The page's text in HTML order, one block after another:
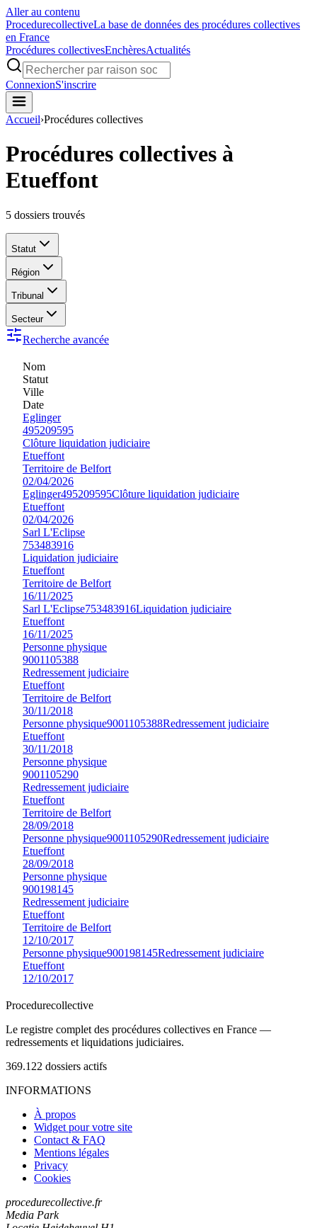
Aller au contenu
ProcedurecollectiveLa base de données des procédures collectives
en France
Procédures collectivesEnchèresActualités
ConnexionS'inscrire
Accueil›Procédures collectives
Procédures collectives à
Etueffont
5 dossiers trouvés
Statut
Région
Tribunal
Secteur
Recherche avancée
Nom
Statut
Ville
Date
Eglinger
495209595
Clôture liquidation judiciaire
Etueffont
Territoire de Belfort
02/04/2026
Eglinger495209595Clôture liquidation judiciaire
Etueffont
02/04/2026
Sarl L'Eclipse
753483916
Liquidation judiciaire
Etueffont
Territoire de Belfort
16/11/2025
Sarl L'Eclipse753483916Liquidation judiciaire
Etueffont
16/11/2025
Personne physique
9001105388
Redressement judiciaire
Etueffont
Territoire de Belfort
30/11/2018
Personne physique9001105388Redressement judiciaire
Etueffont
30/11/2018
Personne physique
9001105290
Redressement judiciaire
Etueffont
Territoire de Belfort
28/09/2018
Personne physique9001105290Redressement judiciaire
Etueffont
28/09/2018
Personne physique
900198145
Redressement judiciaire
Etueffont
Territoire de Belfort
12/10/2017
Personne physique900198145Redressement judiciaire
Etueffont
12/10/2017
Procedurecollective
Le registre complet des procédures collectives en France —
redressements et liquidations judiciaires.
369.122 dossiers actifs
INFORMATIONS
À propos
Widget pour votre site
Contact & FAQ
Mentions légales
Privacy
Cookies
procedurecollective.fr
Media Park